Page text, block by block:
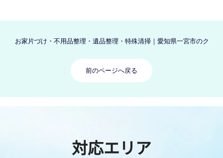
お家片づけ・不用品整理・遺品整理・特殊清掃｜愛知県一宮市のクリ
前のページへ戻る
対応エリア